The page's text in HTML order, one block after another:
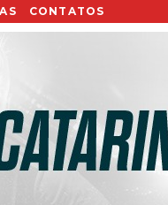
CONTATOS